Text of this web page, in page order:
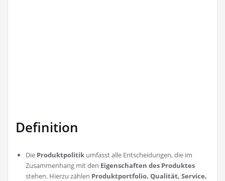
Definition
Die Produktpolitik umfasst alle Entscheidungen, die im
Zusammenhang mit den Eigenschaften des Produktes
stehen. Hierzu zählen Produktportfolio, Qualität, Service,